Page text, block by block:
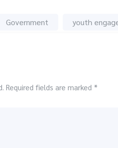
Government youth
Required fields are marked *